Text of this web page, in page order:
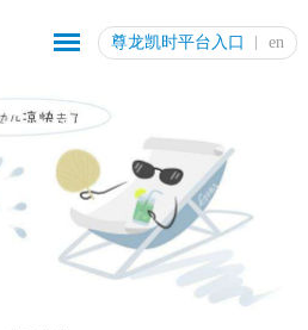
尊龙凯时平台入口 en